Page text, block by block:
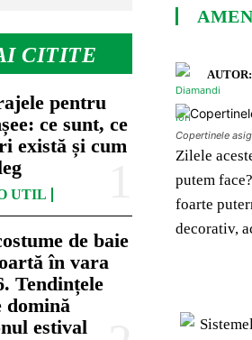
CITITE
pentru
ce sunt, ce
există și cum
UTIL
de baie
în vara
Tendințele
domină
estival
AUTOR:
Copertinele
Zilele
putem
foarte
decorativ,